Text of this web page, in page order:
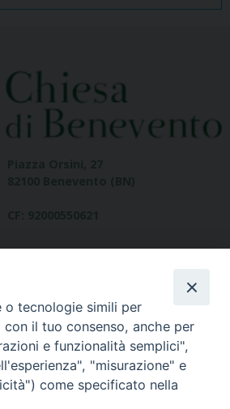
Dove siamo
contatti
o tecnologie simili per
il tuo consenso, anche per
e funzionalità semplici",
"misurazione" e
come specificato nella